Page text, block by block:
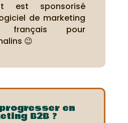
est sponsorisé
de marketing
français pour
😉
en
B2B ?